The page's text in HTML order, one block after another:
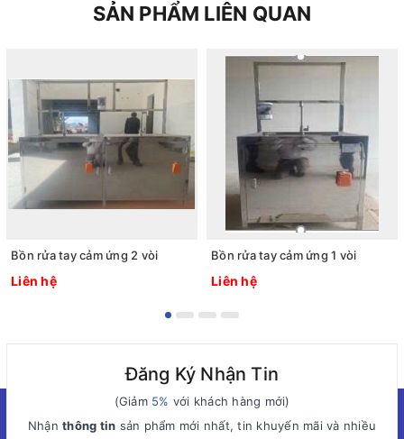
SẢN PHẨM LIÊN QUAN
Bồn rửa tay cảm ứng 2 vòi
Liên hệ
Bồn rửa tay cảm ứng 1 vòi
Liên hệ
Đăng Ký Nhận Tin
(Giảm 5% với khách hàng mới)
Nhậnthông tin sản phẩm mới nhất, tin khuyến mãi và nhiều